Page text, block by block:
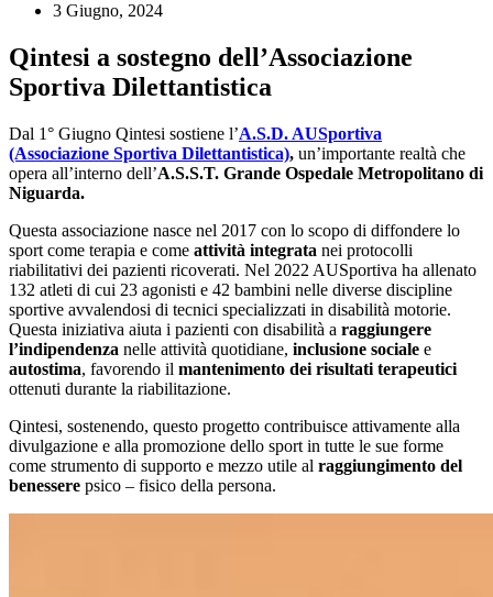
3 Giugno, 2024
Qintesi a sostegno dell’Associazione
Sportiva Dilettantistica
Dal 1° Giugno Qintesi sostiene l’A.S.D. AUSportiva
(Associazione Sportiva Dilettantistica), un’importante realtà che
opera all’interno dell’A.S.S.T. Grande Ospedale Metropolitano di
Niguarda.
Questa associazione nasce nel 2017 con lo scopo di diffondere lo
sport come terapia e come attività integrata nei protocolli
riabilitativi dei pazienti ricoverati. Nel 2022 AUSportiva ha allenato
132 atleti di cui 23 agonisti e 42 bambini nelle diverse discipline
sportive avvalendosi di tecnici specializzati in disabilità motorie.
Questa iniziativa aiuta i pazienti con disabilità a raggiungere
l’indipendenza nelle attività quotidiane, inclusione sociale e
autostima, favorendo il mantenimento dei risultati terapeutici
ottenuti durante la riabilitazione.
Qintesi, sostenendo, questo progetto contribuisce attivamente alla
divulgazione e alla promozione dello sport in tutte le sue forme
come strumento di supporto e mezzo utile al raggiungimento del
benessere psico – fisico della persona.